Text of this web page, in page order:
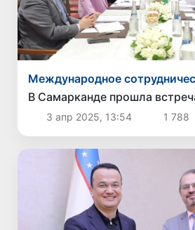
Международное
В Самарканде прошла
3 апр 2025, 13:54 1 788